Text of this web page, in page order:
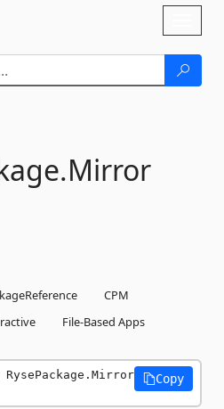
Mirror
CPM
File-Based Apps
Copy